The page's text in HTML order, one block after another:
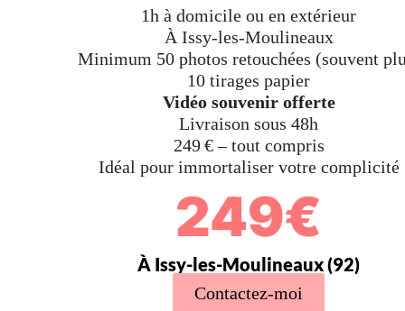
1h à domicile ou en extérieur
À Issy-les-Moulineaux
Minimum 50 photos retouchées (souvent
10 tirages papier
Vidéo souvenir offerte
Livraison sous 48h
249 € – tout compris
Idéal pour immortaliser votre complicité
249€
À Issy-les-Moulineaux (92)
Contactez-moi